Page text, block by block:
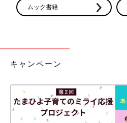
ムック書籍
キャンペーン